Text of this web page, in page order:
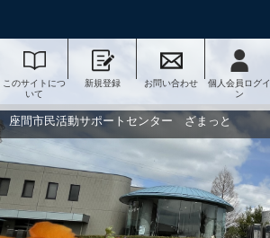
このサイトにつ
いて
新規登録 お問い合わせ
個人会員ログイ
ン
座間市民活動サポートセンター ざまっと